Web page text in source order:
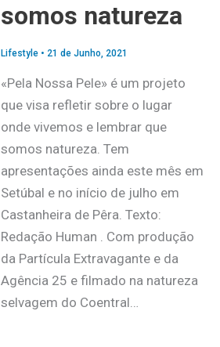
somos natureza
Lifestyle• 21 de Junho, 2021
«Pela Nossa Pele» é um projeto
que visa refletir sobre o lugar
onde vivemos e lembrar que
somos natureza. Tem
apresentações ainda este mês em
Setúbal e no início de julho em
Castanheira de Pêra. Texto:
Redação Human . Com produção
da Partícula Extravagante e da
Agência 25 e filmado na natureza
selvagem do Coentral…